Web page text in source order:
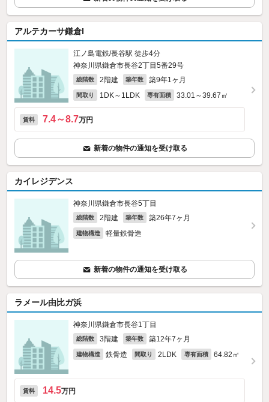
アルテカーサ鎌倉I
江ノ島電鉄/長谷駅 徒歩4分
神奈川県鎌倉市長谷2丁目5番29号
総階数 2階建 築年数 築9年1ヶ月
間取り 1DK～1LDK 専有面積 33.01～39.67㎡
賃料 7.4～8.7万円
新着の物件の通知を受け取る
カイレジデンス
神奈川県鎌倉市長谷5丁目
総階数 2階建 築年数 築26年7ヶ月
建物構造 軽量鉄骨造
新着の物件の通知を受け取る
ラメール由比ガ浜
神奈川県鎌倉市長谷1丁目
総階数 3階建 築年数 築12年7ヶ月
建物構造 鉄骨造 間取り 2LDK 専有面積 64.82㎡
賃料 14.5万円